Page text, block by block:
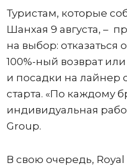
Туристам, которые
Шанхая 9 августа, –
на выбор: отказаться
100%-ный возврат
и посадки на
старта. «По каждому
индивидуальная
Group.
В свою очередь,